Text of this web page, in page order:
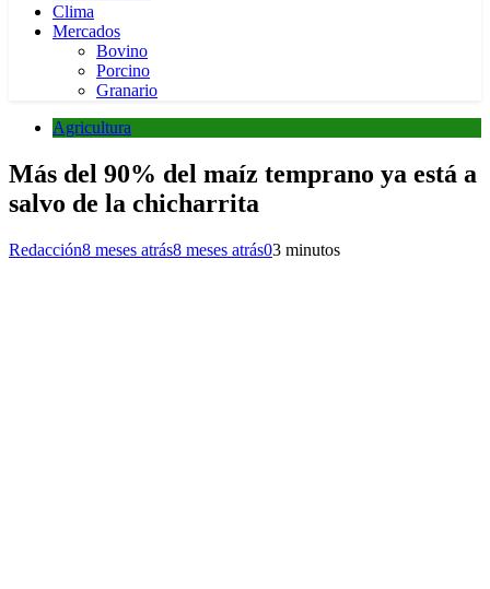
Clima
Mercados
Bovino
Porcino
Granario
Agricultura
Más del 90% del maíz temprano ya está a
salvo de la chicharrita
Redacción8 meses atrás8 meses atrás03 minutos